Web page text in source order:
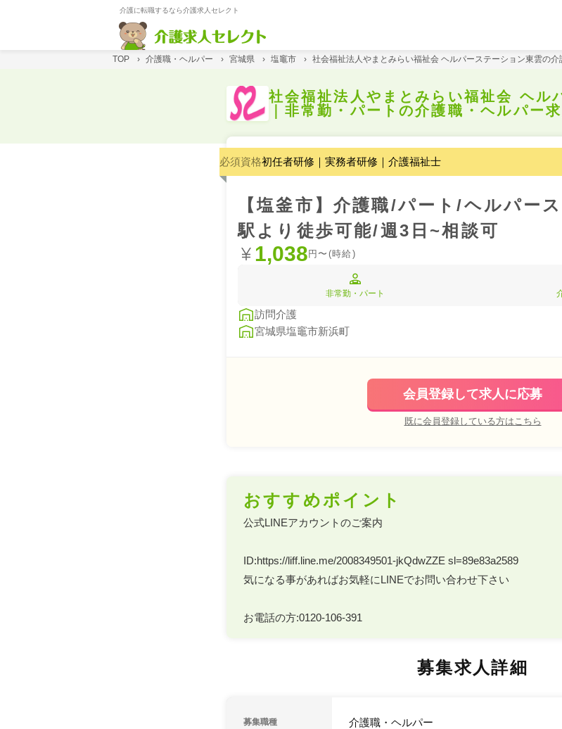
介護に転職するなら介護求人セレクト
TOP › 介護職・ヘルパー › 宮城県 › 塩竈市 › 社会福祉法人やまとみらい福祉会 ヘルパーステーション東雲の介
社会福祉法人やまとみらい福祉会 ヘル
｜非常勤・パートの介護職・ヘルパー求
必須資格初任者研修｜実務者研修｜介護福祉士
【塩釜市】介護職/パート/ヘルパー
駅より徒歩可能/週3日~相談可
1,038 円〜(時給)
非常勤・パート
訪問介護
宮城県塩竈市新浜町
会員登録して求人に応募
既に会員登録している方はこちら
おすすめポイント
公式LINEアカウントのご案内
ID:https://liff.line.me/2008349501-jkQdwZZE sl=89e83a2589
気になる事があればお気軽にLINEでお問い合わせ下さい
お電話の方:0120-106-391
募集求人詳細
募集職種 介護職・ヘルパー